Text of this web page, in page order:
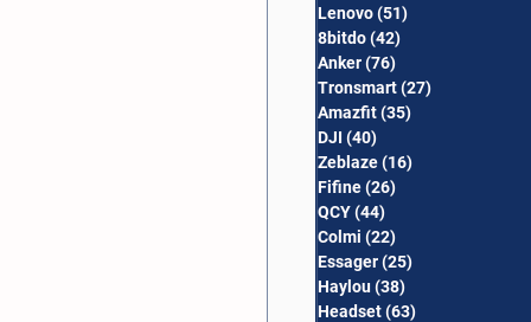
Lenovo(51)
8bitdo(42)
Anker(76)
Tronsmart(27)
Amazfit(35)
DJI (40)
Zeblaze(16)
Fifine(26)
QCY(44)
Colmi (22)
Essager(25)
Haylou(38)
Headset(63)